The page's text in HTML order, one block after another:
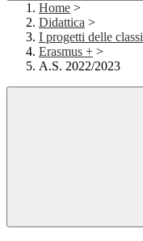
Home >
Didattica >
I progetti delle classi
Erasmus + >
A.S. 2022/2023